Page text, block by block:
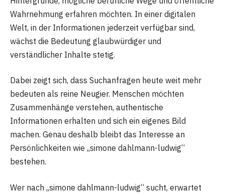
Wahrnehmung erfahren möchten. In einer digitalen
Welt, in der Informationen jederzeit verfügbar sind,
wächst die Bedeutung glaubwürdiger und
verständlicher Inhalte stetig.
Dabei zeigt sich, dass Suchanfragen heute weit mehr
bedeuten als reine Neugier. Menschen möchten
Zusammenhänge verstehen, authentische
Informationen erhalten und sich ein eigenes Bild
machen. Genau deshalb bleibt das Interesse an
Persönlichkeiten wie „simone dahlmann-ludwig“
bestehen.
Wer nach „simone dahlmann-ludwig“ sucht, erwartet